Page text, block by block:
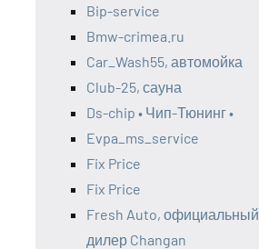
Bip-service
Bmw-crimea.ru
Car_Wash55, автомойка
Club-25, сауна
Ds-chip • Чип-Тюнинг •
Evpa_ms_service
Fix Price
Fix Price
Fresh Auto, официальный
дилер Changan